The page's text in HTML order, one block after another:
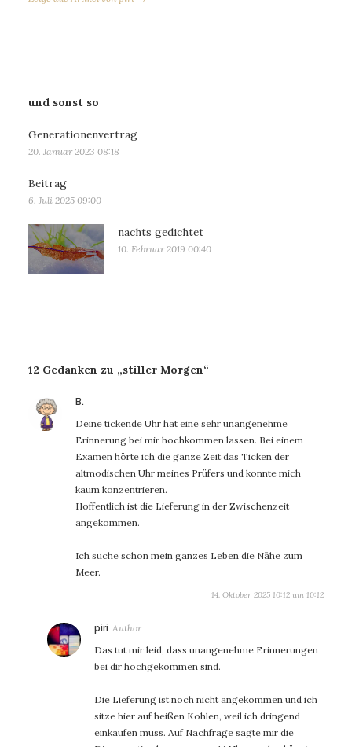
und sonst so
Generationenvertrag
20. Januar 2023 08:18
Beitrag
6. Juli 2025 09:00
nachts gedichtet
10. Februar 2019 00:40
12 Gedanken zu „stiller Morgen“
B.
Deine tickende Uhr hat eine sehr unangenehme
Erinnerung bei mir hochkommen lassen. Bei einem
Examen hörte ich die ganze Zeit das Ticken der
altmodischen Uhr meines Prüfers und konnte mich
kaum konzentrieren.
Hoffentlich ist die Lieferung in der Zwischenzeit
angekommen.
Ich suche schon mein ganzes Leben die Nähe zum
Meer.
14. Oktober 2025 10:12 um 10:12
piri sagt:
Das tut mir leid, dass unangenehme Erinnerungen
bei dir hochgekommen sind.
Die Lieferung ist noch nicht angekommen und ich
sitze hier auf heißen Kohlen, weil ich dringend
einkaufen muss. Auf Nachfrage sagte mir die